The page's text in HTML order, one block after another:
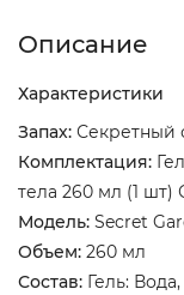
Описание
Характеристики
Запах: Секретный
Комплектация:
тела 260 мл (1 шт)
Модель: Secret
Объем: 260 мл
Состав: Гель: